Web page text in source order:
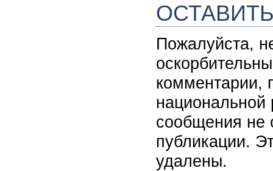
Пожалуйста,
комментарии,
национальной
сообщения не
публикации.
удалены.